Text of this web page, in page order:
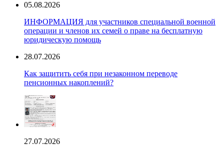
05.08.2026
ИНФОРМАЦИЯ для участников специальной военной
операции и членов их семей о праве на бесплатную
юридическую помощь
28.07.2026
Как защитить себя при незаконном переводе
пенсионных накоплений?
27.07.2026